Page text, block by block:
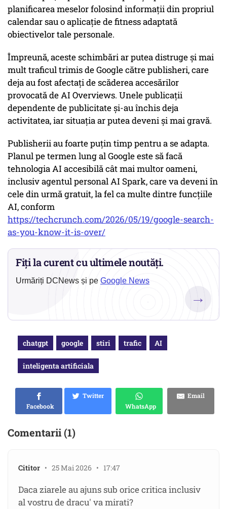
planificarea meselor folosind informații din propriul
calendar sau o aplicație de fitness adaptată
obiectivelor tale personale.
Împreună, aceste schimbări ar putea distruge și mai
mult traficul trimis de Google către publisheri, care
deja au fost afectați de scăderea accesărilor
provocată de AI Overviews. Unele publicații
dependente de publicitate și-au închis deja
activitatea, iar situația ar putea deveni și mai gravă.
Publisherii au foarte puțin timp pentru a se adapta.
Planul pe termen lung al Google este să facă
tehnologia AI accesibilă cât mai multor oameni,
inclusiv agentul personal AI Spark, care va deveni în
cele din urmă gratuit, la fel ca multe dintre funcțiile
AI, conform
https://techcrunch.com/2026/05/19/google-search-
as-you-know-it-is-over/
Fiți la curent cu ultimele noutăți.
Urmăriți DCNews și pe Google News
→
chatgpt google stiri trafic AI
inteligenta artificiala
Facebook
Twitter
WhatsApp
Email
Comentarii (1)
Cititor • 25 Mai 2026 • 17:47
Daca ziarele au ajuns sub orice critica inclusiv
al vostru de dracu' va mirati?